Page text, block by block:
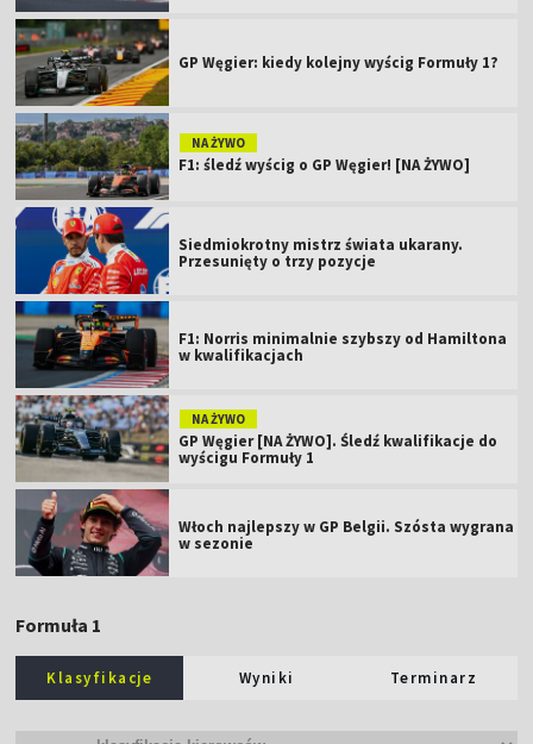
GP Węgier: kiedy kolejny wyścig Formuły 1?
NA ŻYWO
F1: śledź wyścig o GP Węgier! [NA ŻYWO]
Siedmiokrotny mistrz świata ukarany.
Przesunięty o trzy pozycje
F1: Norris minimalnie szybszy od Hamiltona
w kwalifikacjach
NA ŻYWO
GP Węgier [NA ŻYWO]. Śledź kwalifikacje do
wyścigu Formuły 1
Włoch najlepszy w GP Belgii. Szósta wygrana
w sezonie
Formuła 1
Klasyfikacje Wyniki Terminarz